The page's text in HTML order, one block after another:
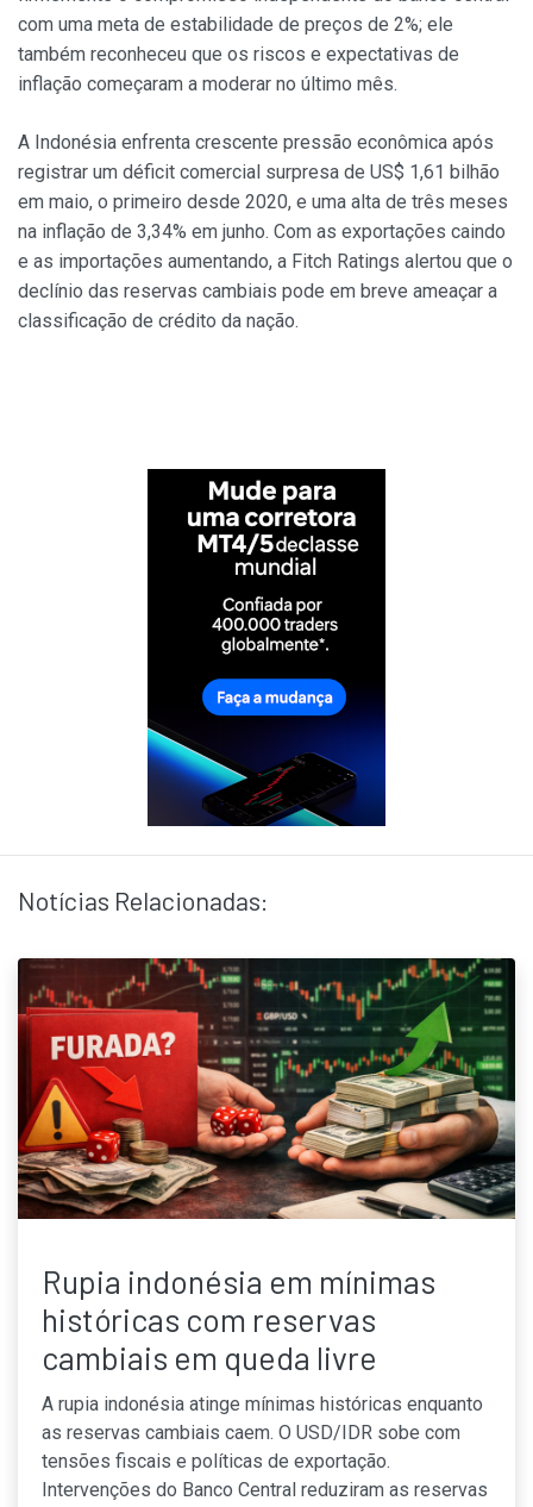
com uma meta de estabilidade de preços de 2%; ele
também reconheceu que os riscos e expectativas de
inflação começaram a moderar no último mês.
A Indonésia enfrenta crescente pressão econômica após
registrar um déficit comercial surpresa de US$ 1,61 bilhão
em maio, o primeiro desde 2020, e uma alta de três meses
na inflação de 3,34% em junho. Com as exportações caindo
e as importações aumentando, a Fitch Ratings alertou que o
declínio das reservas cambiais pode em breve ameaçar a
classificação de crédito da nação.
Notícias Relacionadas:
Rupia indonésia em mínimas
históricas com reservas
cambiais em queda livre
A rupia indonésia atinge mínimas históricas enquanto
as reservas cambiais caem. O USD/IDR sobe com
tensões fiscais e políticas de exportação.
Intervenções do Banco Central reduziram as reservas